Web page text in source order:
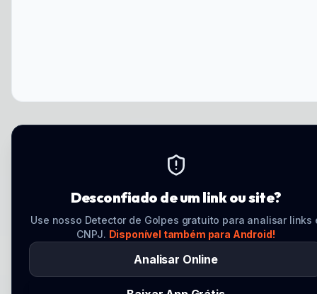
Desconfiado de um link ou site?
Use nosso Detector de Golpes gratuito para analisar links
CNPJ. Disponível também para Android!
Analisar Online